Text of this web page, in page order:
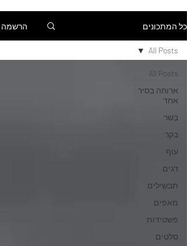
כל המתכונים הרשמה
All Posts
ארוחה בסיר
אחד
בשר
בקר
עוף
דגים
תבשילים
מאפים
פשטידות
סלטים
All Posts